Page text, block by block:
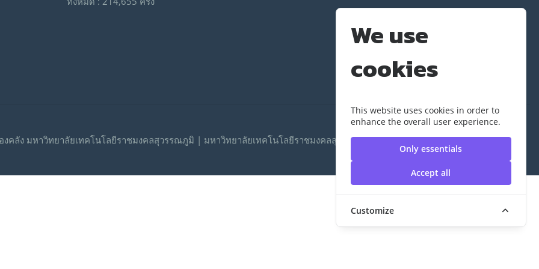
We use
cookies
This website uses cookies in order to
enhance the overall user experience.
Only essentials
Accept all
Customize
งคลัง มหาวิทยาลัยเทคโนโลยีราชมงคลสุวรรณภูมิ | มหาวิทยาลัยเทคโนโลยีราชมงคลสุวรรณภูมิ